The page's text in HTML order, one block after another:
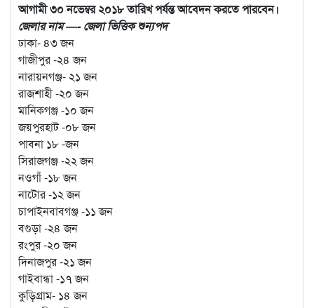
আগামী ৩০ নভেম্বর ২০১৮ তারিখ পর্যন্ত আবেদন করতে পারবেন।
জেলার নাম —- জেলা ভিত্তিক শুন্যপদ
ঢাকা- ৪৩ জন
গাজীপুর -২৪ জন
নারায়নগঞ্জ- ২১ জন
রাজশাহী -২০ জন
মানিকগঞ্জ -১০ জন
জয়পুরহাট -০৮ জন
পাবনা ১৮ -জন
সিরাজগঞ্জ -২২ জন
নওগাঁ -১৮ জন
নাটোর -১২ জন
চাপাইনবাবগঞ্জ -১১ জন
বগুড়া -২৪ জন
রংপুর -২০ জন
দিনাজপুর -২১ জন
গাইবান্ধা -১৭ জন
কুড়িগ্রাম- ১৪ জন